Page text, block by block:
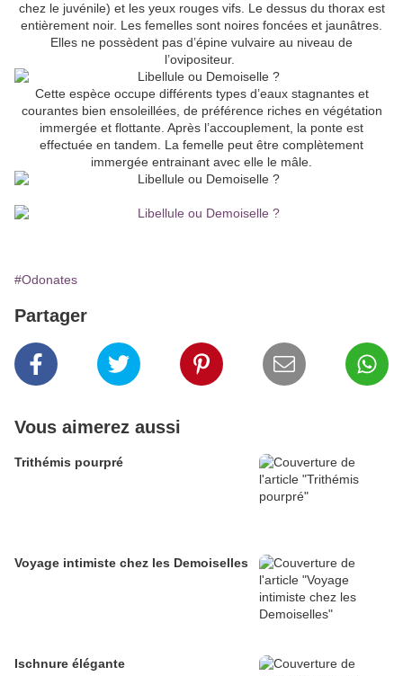
chez le juvénile) et les yeux rouges vifs. Le dessus du thorax est
entièrement noir. Les femelles sont noires foncées et jaunâtres.
Elles ne possèdent pas d’épine vulvaire au niveau de
l’ovipositeur.
Cette espèce occupe différents types d’eaux stagnantes et
courantes bien ensoleillées, de préférence riches en végétation
immergée et flottante. Après l’accouplement, la ponte est
effectuée en tandem. La femelle peut être complètement
immergée entrainant avec elle le mâle.
#Odonates
Partager
Vous aimerez aussi
Trithémis pourpré
Voyage intimiste chez les Demoiselles
Ischnure élégante